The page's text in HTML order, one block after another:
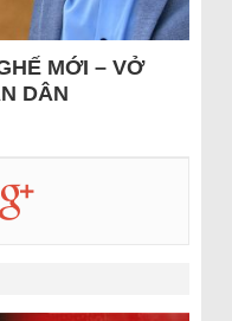
MỚI – VỞ
DÂN